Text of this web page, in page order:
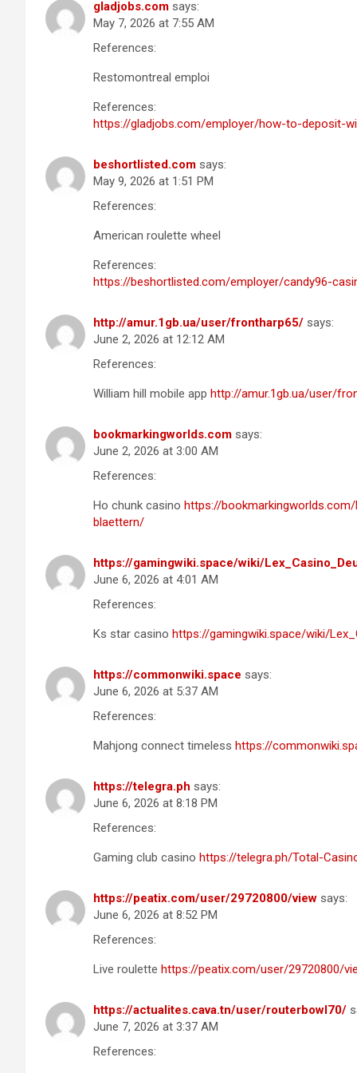
gladjobs.com says:
May 7, 2026 at 7:55 AM
References:
Restomontreal emploi
References:
https://gladjobs.com/employer/how-to-deposit-
beshortlisted.com says:
May 9, 2026 at 1:51 PM
References:
American roulette wheel
References:
https://beshortlisted.com/employer/candy96-
http://amur.1gb.ua/user/frontharp65/ says:
June 2, 2026 at 12:12 AM
References:
William hill mobile app http://amur.1gb.ua/user/
bookmarkingworlds.com says:
June 2, 2026 at 3:00 AM
References:
Ho chunk casino https://
blaettern/
https://gamingwiki.space/wiki/
June 6, 2026 at 4:01 AM
References:
Ks star casino https://gamingwiki.space/wiki/
https://commonwiki.space says:
June 6, 2026 at 5:37 AM
References:
Mahjong connect timeless https://
https://telegra.ph says:
June 6, 2026 at 8:18 PM
References:
Gaming club casino https://telegra.ph/Total-
https://peatix.com/user/29720800/view says:
June 6, 2026 at 8:52 PM
References:
Live roulette https://peatix.com/user/29720800/
https://actualites.cava.tn/user/routerbowl70/
June 7, 2026 at 3:37 AM
References: